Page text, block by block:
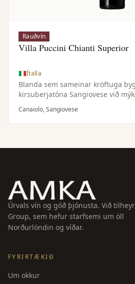
Rauðvín
Villa Puccini Chianti Superior
Ítalía
Blanda sem sameinar kröftuga
kirsuberjatóna Sangiovese við
einkenni Canaiolo — samstillt og
Canaiolo, Sangiovese
Úrvals vín og góð þjónusta. Við
Group, sem hefur starfsemi um öll
Norðurlöndin og víðar.
FYRIRTÆKIÐ
Um okkur